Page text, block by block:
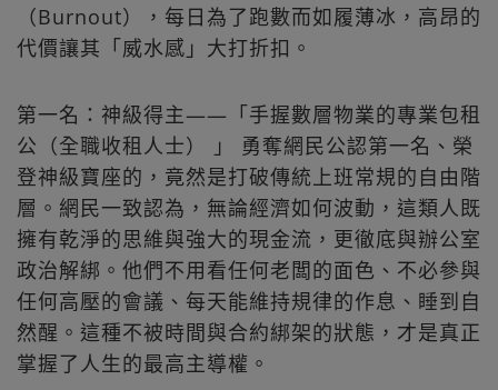
（Burnout），每日為了跑數而如履薄冰，高昂的
代價讓其「威水感」大打折扣。
第一名：神級得主——「手握數層物業的專業包租
公（全職收租人士） 」 勇奪網民公認第一名、榮
登神級寶座的，竟然是打破傳統上班常規的自由階
層。網民一致認為，無論經濟如何波動，這類人既
擁有乾淨的思維與強大的現金流，更徹底與辦公室
政治解綁。他們不用看任何老闆的面色、不必參與
任何高壓的會議、每天能維持規律的作息、睡到自
然醒。這種不被時間與合約綁架的狀態，才是真正
掌握了人生的最高主導權。